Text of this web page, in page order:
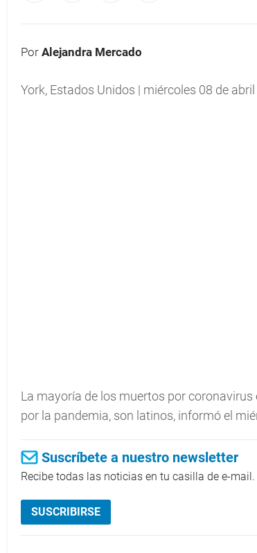
Por Alejandra Mercado
York, Estados Unidos | miércoles 08 de
La mayoría de los muertos por
por la pandemia, son latinos, informó el
Suscríbete a nuestro newsletter
Recibe todas las noticias en tu casilla de e-mail.
SUSCRIBIRSE